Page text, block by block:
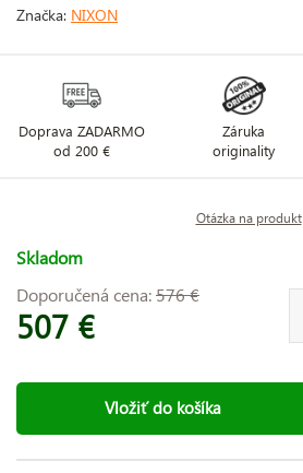
Značka: NIXON
Doprava ZADARMO
od 200 €
Záruka
originality
Otázka na produkt
Skladom
Doporučená cena:576 €
507 €
Vložiť do košíka